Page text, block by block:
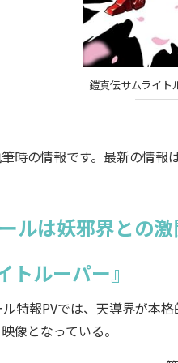
鎧真伝サムライト
時の情報です。最新の情報
ルは妖邪界との
トルーパー』
特報PVでは、天導界が本
像となっている。